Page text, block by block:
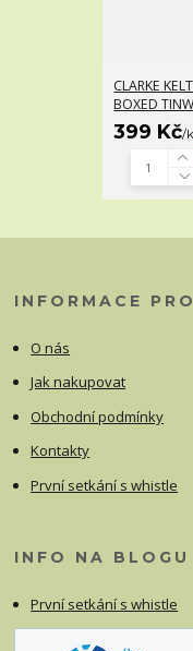
CLARKE
BOXED
399 Kč/
INFORMACE
O nás
Jak nakupovat
Obchodní podmínky
Kontakty
První setkání s whistle
INFO NA BLOGU
První setkání s whistle